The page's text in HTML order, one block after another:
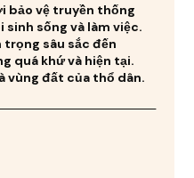
bảo vệ truyền thống
sống và làm việc.
sâu sắc đến
quá khứ và hiện tại.
vùng đất của thổ dân.